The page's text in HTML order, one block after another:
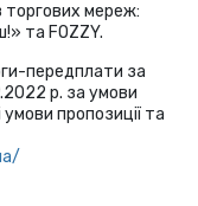
торгових мереж:
та FOZZY.
передплати за
р. за умови
пропозиції та